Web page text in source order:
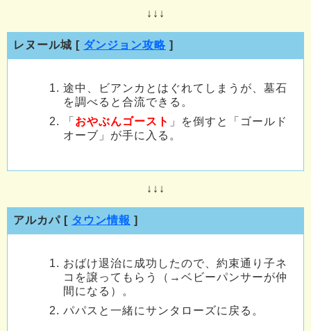
↓↓↓
レヌール城 [ ダンジョン攻略 ]
途中、ビアンカとはぐれてしまうが、墓石
を調べると合流できる。
「 おやぶんゴースト 」を倒すと「ゴールド
オーブ」が手に入る。
↓↓↓
アルカパ [ タウン情報 ]
おばけ退治に成功したので、約束通り子ネ
コを譲ってもらう（→ベビーパンサーが仲
間になる）。
パパスと一緒にサンタローズに戻る。